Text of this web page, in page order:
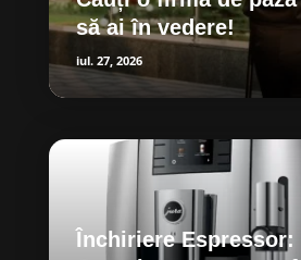
să ai în vedere!
iul. 27, 2026
Închiriere Espressor: